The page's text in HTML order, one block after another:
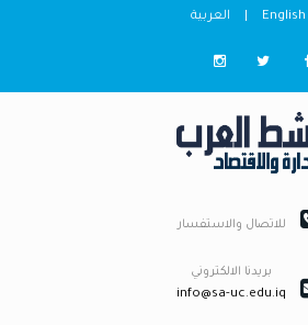
| العربية
للاتصال والاستفسار
بريدنا الالكتروني
info@sa-uc.edu.iq